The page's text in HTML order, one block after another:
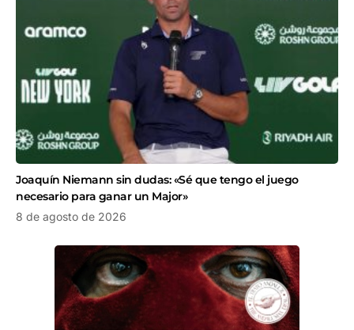
Joaquín Niemann sin dudas: «Sé que tengo el juego
necesario para ganar un Major»
8 de agosto de 2026